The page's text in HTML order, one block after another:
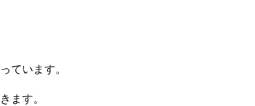
ています。
ます。